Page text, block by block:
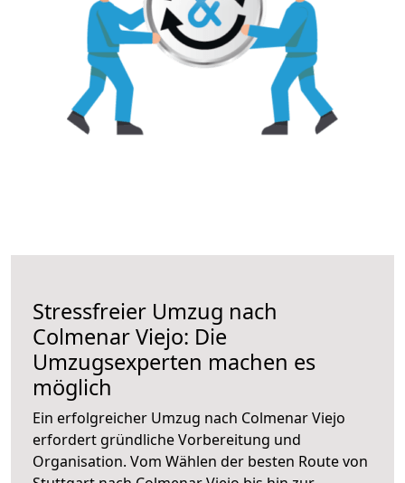
Stressfreier Umzug nach
Colmenar Viejo: Die
Umzugsexperten machen es
möglich
Ein erfolgreicher Umzug nach Colmenar Viejo
erfordert gründliche Vorbereitung und
Organisation. Vom Wählen der besten Route von